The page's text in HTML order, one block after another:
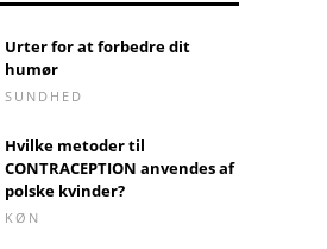
Urter for at forbedre dit
humør
SUNDHED
Hvilke metoder til
CONTRACEPTION anvendes af
polske kvinder?
KØN